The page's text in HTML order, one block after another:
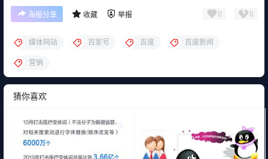
海报分享 收藏 举报 0 0
媒体网站 百家号 百度 百度新闻
营销
猜你喜欢